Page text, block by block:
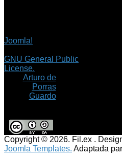
Joomla!
GNU General Public
License.
Arturo de
Porras
Guardo
Copyright © 2026. Fil.ex .
Joomla Templates. Adaptada